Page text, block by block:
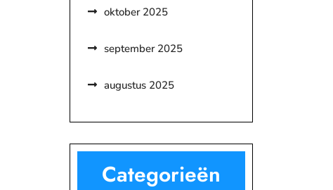
oktober 2025
september 2025
augustus 2025
Categorieën